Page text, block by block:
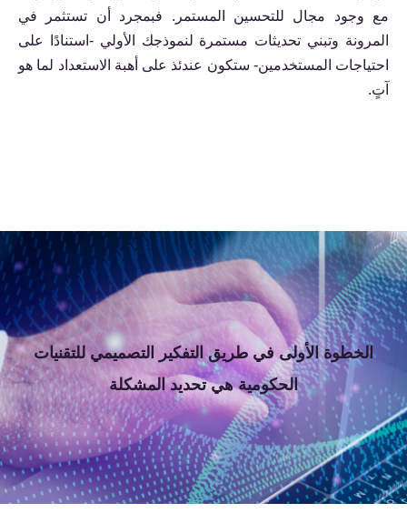
مع وجود مجال للتحسين المستمر. فبمجرد أن تستثمر في
المرونة وتبني تحديثات مستمرة لنموذجك الأولي -استنادًا على
احتياجات المستخدمين- ستكون عندئذ على أهبة الاستعداد لما هو
آتٍ.
الخطوة الأولى في طريق التفكير التصميمي للتقنيات
الحكومية هي تحديد المشكلة